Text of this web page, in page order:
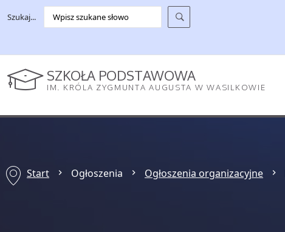
Szukaj...
SZKOŁA PODSTAWOWA
IM. KRÓLA ZYGMUNTA AUGUSTA W WASILKOWIE
Start Ogłoszenia Ogłoszenia organizacyjne